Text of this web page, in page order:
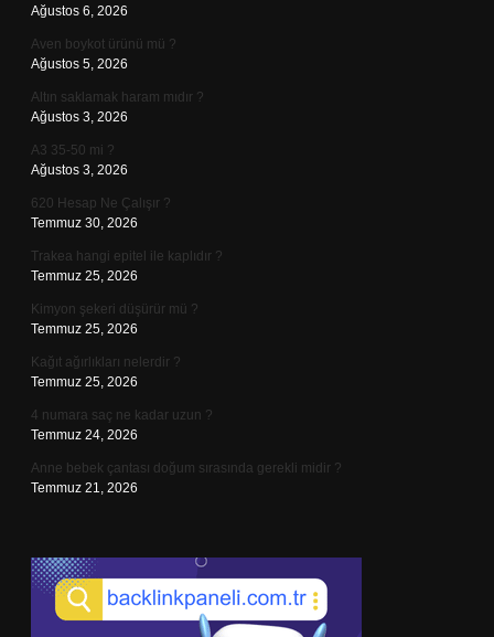
Ağustos 6, 2026
Aven boykot ürünü mü ?
Ağustos 5, 2026
Altın saklamak haram mıdır ?
Ağustos 3, 2026
A3 35-50 mi ?
Ağustos 3, 2026
620 Hesap Ne Çalışır ?
Temmuz 30, 2026
Trakea hangi epitel ile kaplıdır ?
Temmuz 25, 2026
Kimyon şekeri düşürür mü ?
Temmuz 25, 2026
Kağıt ağırlıkları nelerdir ?
Temmuz 25, 2026
4 numara saç ne kadar uzun ?
Temmuz 24, 2026
Anne bebek çantası doğum sırasında gerekli midir ?
Temmuz 21, 2026